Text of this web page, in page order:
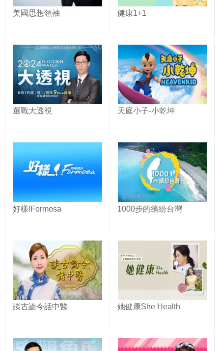
美國思想領袖 健康1+1
選戰大透視 天庭小子-小乾坤
好樣!Formosa 1000步的繽紛台灣
談古論今話中醫 她健康She Health